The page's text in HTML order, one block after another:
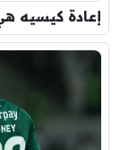
إعادة كيسيه